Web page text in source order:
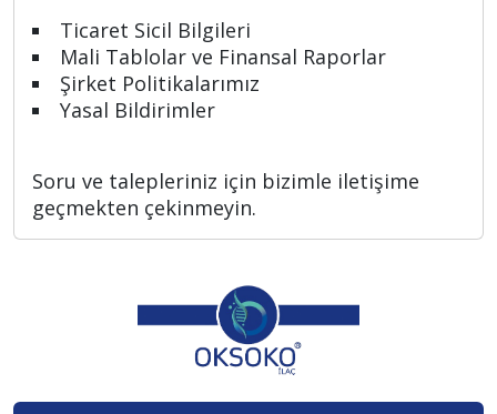
Ticaret Sicil Bilgileri
Mali Tablolar ve Finansal Raporlar
Şirket Politikalarımız
Yasal Bildirimler
Soru ve talepleriniz için bizimle iletişime
geçmekten çekinmeyin.